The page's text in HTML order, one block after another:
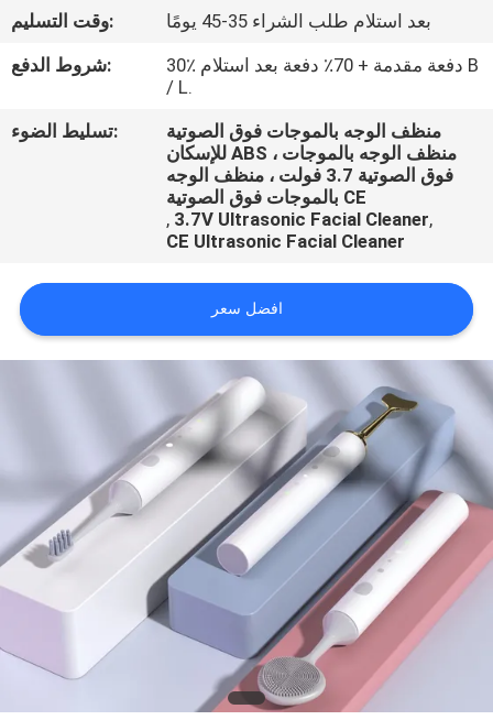
اتصل
وقت التسليم:
بعد استلام طلب الشراء 35-45 يومًا
شروط الدفع:
30٪ دفعة مقدمة + 70٪ دفعة بعد استلام B
/ L.
تسليط الضوء:
منظف ​​الوجه بالموجات فوق الصوتية
للإسكان ABS ، منظف الوجه بالموجات
فوق الصوتية 3.7 فولت ، منظف الوجه
بالموجات فوق الصوتية CE
, 3.7V Ultrasonic Facial Cleaner,
CE Ultrasonic Facial Cleaner
افضل سعر